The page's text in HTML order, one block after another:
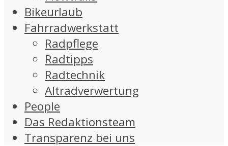
Bikeurlaub
Fahrradwerkstatt
Radpflege
Radtipps
Radtechnik
Altradverwertung
People
Das Redaktionsteam
Transparenz bei uns